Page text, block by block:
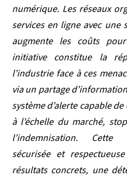
numérique. Les réseaux
services en ligne avec
augmente les coûts
initiative constitue la
l’industrie face à ces
via un partage
système d’alerte capable
à l’échelle du marché,
l’indemnisation. Cette
sécurisée et
résultats concrets, une